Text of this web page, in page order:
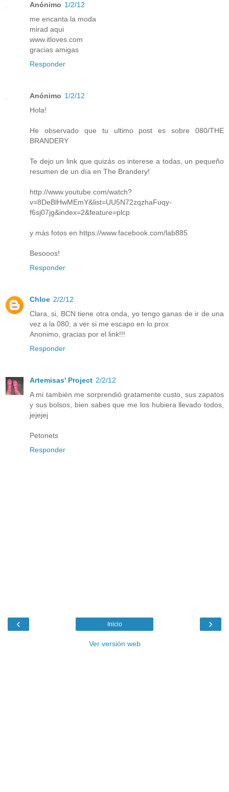
Anónimo 1/2/12
me encanta la moda
mirad aqui
www.itloves.com
gracias amigas
Responder
Anónimo 1/2/12
Hola!
He observado que tu ultimo post es sobre 080/THE
BRANDERY
Te dejo un link que quizás os interese a todas, un pequeño
resumen de un día en The Brandery!
http://www.youtube.com/watch?
v=8DeBlHwMEmY&list=UU5N72zqzhaFuqy-
f6sj07jg&index=2&feature=plcp
y más fotos en https://www.facebook.com/lab885
Besooos!
Responder
Chloe 2/2/12
Clara, si, BCN tiene otra onda, yo tengo ganas de ir de una
vez a la 080, a ver si me escapo en lo prox
Anonimo, gracias por el link!!!
Responder
Artemisas' Project 2/2/12
A mi también me sorprendió gratamente custo, sus zapatos
y sus bolsos, bien sabes que me los hubiera llevado todos,
jejejej
Petonets
Responder
‹ ›
Inicio
Ver versión web